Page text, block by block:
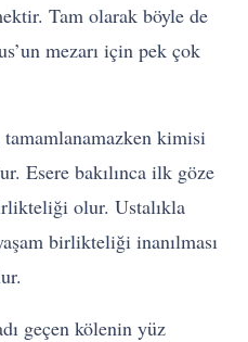
Tam olarak böyle de
mezarı için pek çok
kimisi
Esere bakılınca ilk göze
olur. Ustalıkla
birlikteliği inanılması
geçen kölenin yüz